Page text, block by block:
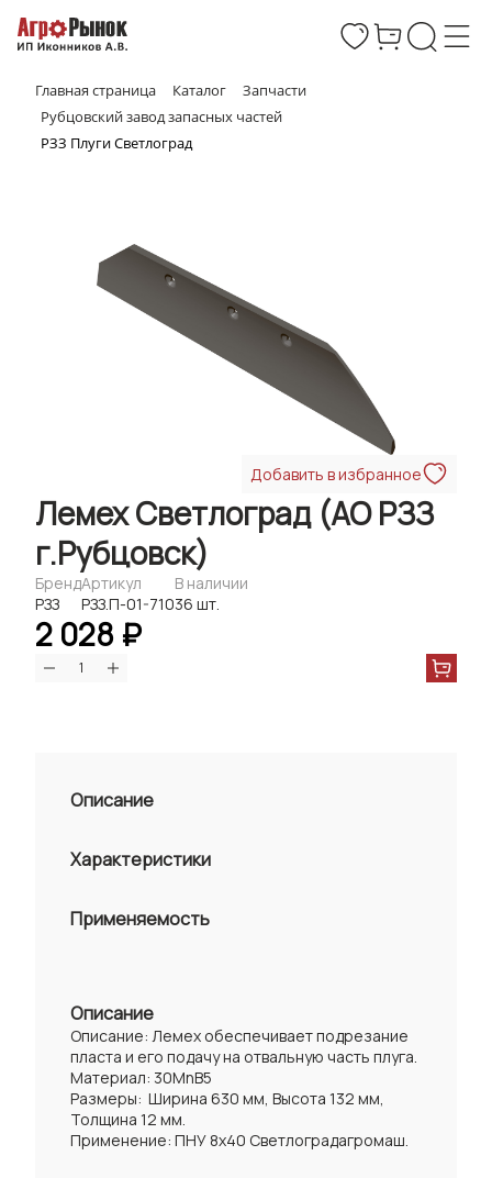
Главная страница Каталог
Запчасти
Рубцовский завод запасных частей
РЗЗ Плуги Светлоград
Добавить в избранное
Лемех Светлоград (АО РЗЗ
г.Рубцовск)
Бренд
РЗЗ
Артикул
РЗЗ.П-01-710
В наличии
36 шт.
2 028 ₽
Описание
Характеристики
Применяемость
Описание
Описание: Лемех обеспечивает подрезание
пласта и его подачу на отвальную часть плуга.
Материал: 30MnB5
Размеры: Ширина 630 мм, Высота 132 мм,
Толщина 12 мм.
Применение: ПНУ 8х40 Светлоградагромаш.